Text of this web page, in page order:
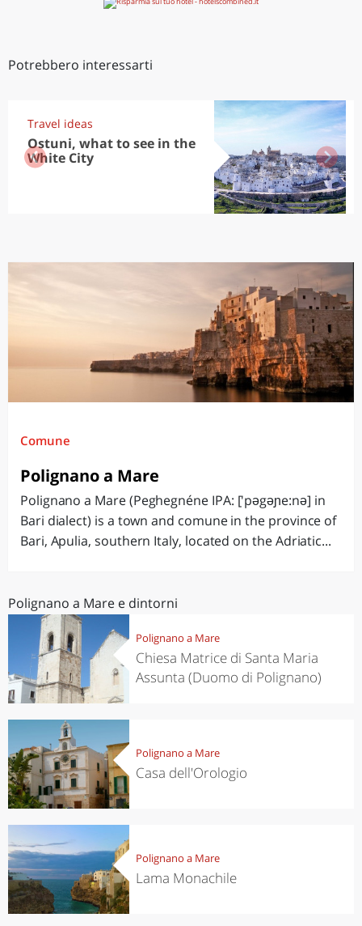
Potrebbero interessarti
Travel ideas
Ostuni, what to see in the
White City
Comune
Polignano a Mare
Polignano a Mare (Peghegnéne IPA: ['pəgəɲe:nə] in
Bari dialect) is a town and comune in the province of
Bari, Apulia, southern Italy, located on the Adriatic...
Polignano a Mare e dintorni
Polignano a Mare
Chiesa Matrice di Santa Maria
Assunta (Duomo di Polignano)
Polignano a Mare
Casa dell'Orologio
Polignano a Mare
Lama Monachile